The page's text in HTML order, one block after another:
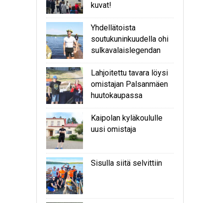
kuvat!
Yhdellätoista
soutukuninkuudella ohi
sulkavalaislegendan
Lahjoitettu tavara löysi
omistajan Palsanmäen
huutokaupassa
Kaipolan kyläkoululle
uusi omistaja
Sisulla siitä selvittiin